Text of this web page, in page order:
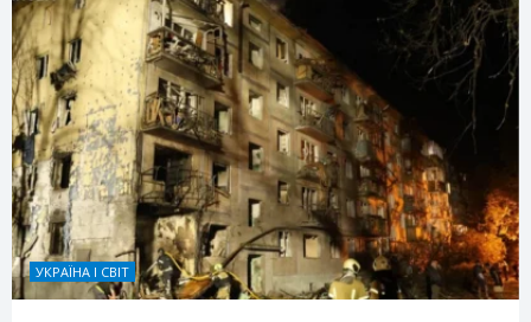
УКРАЇНА І СВІТ